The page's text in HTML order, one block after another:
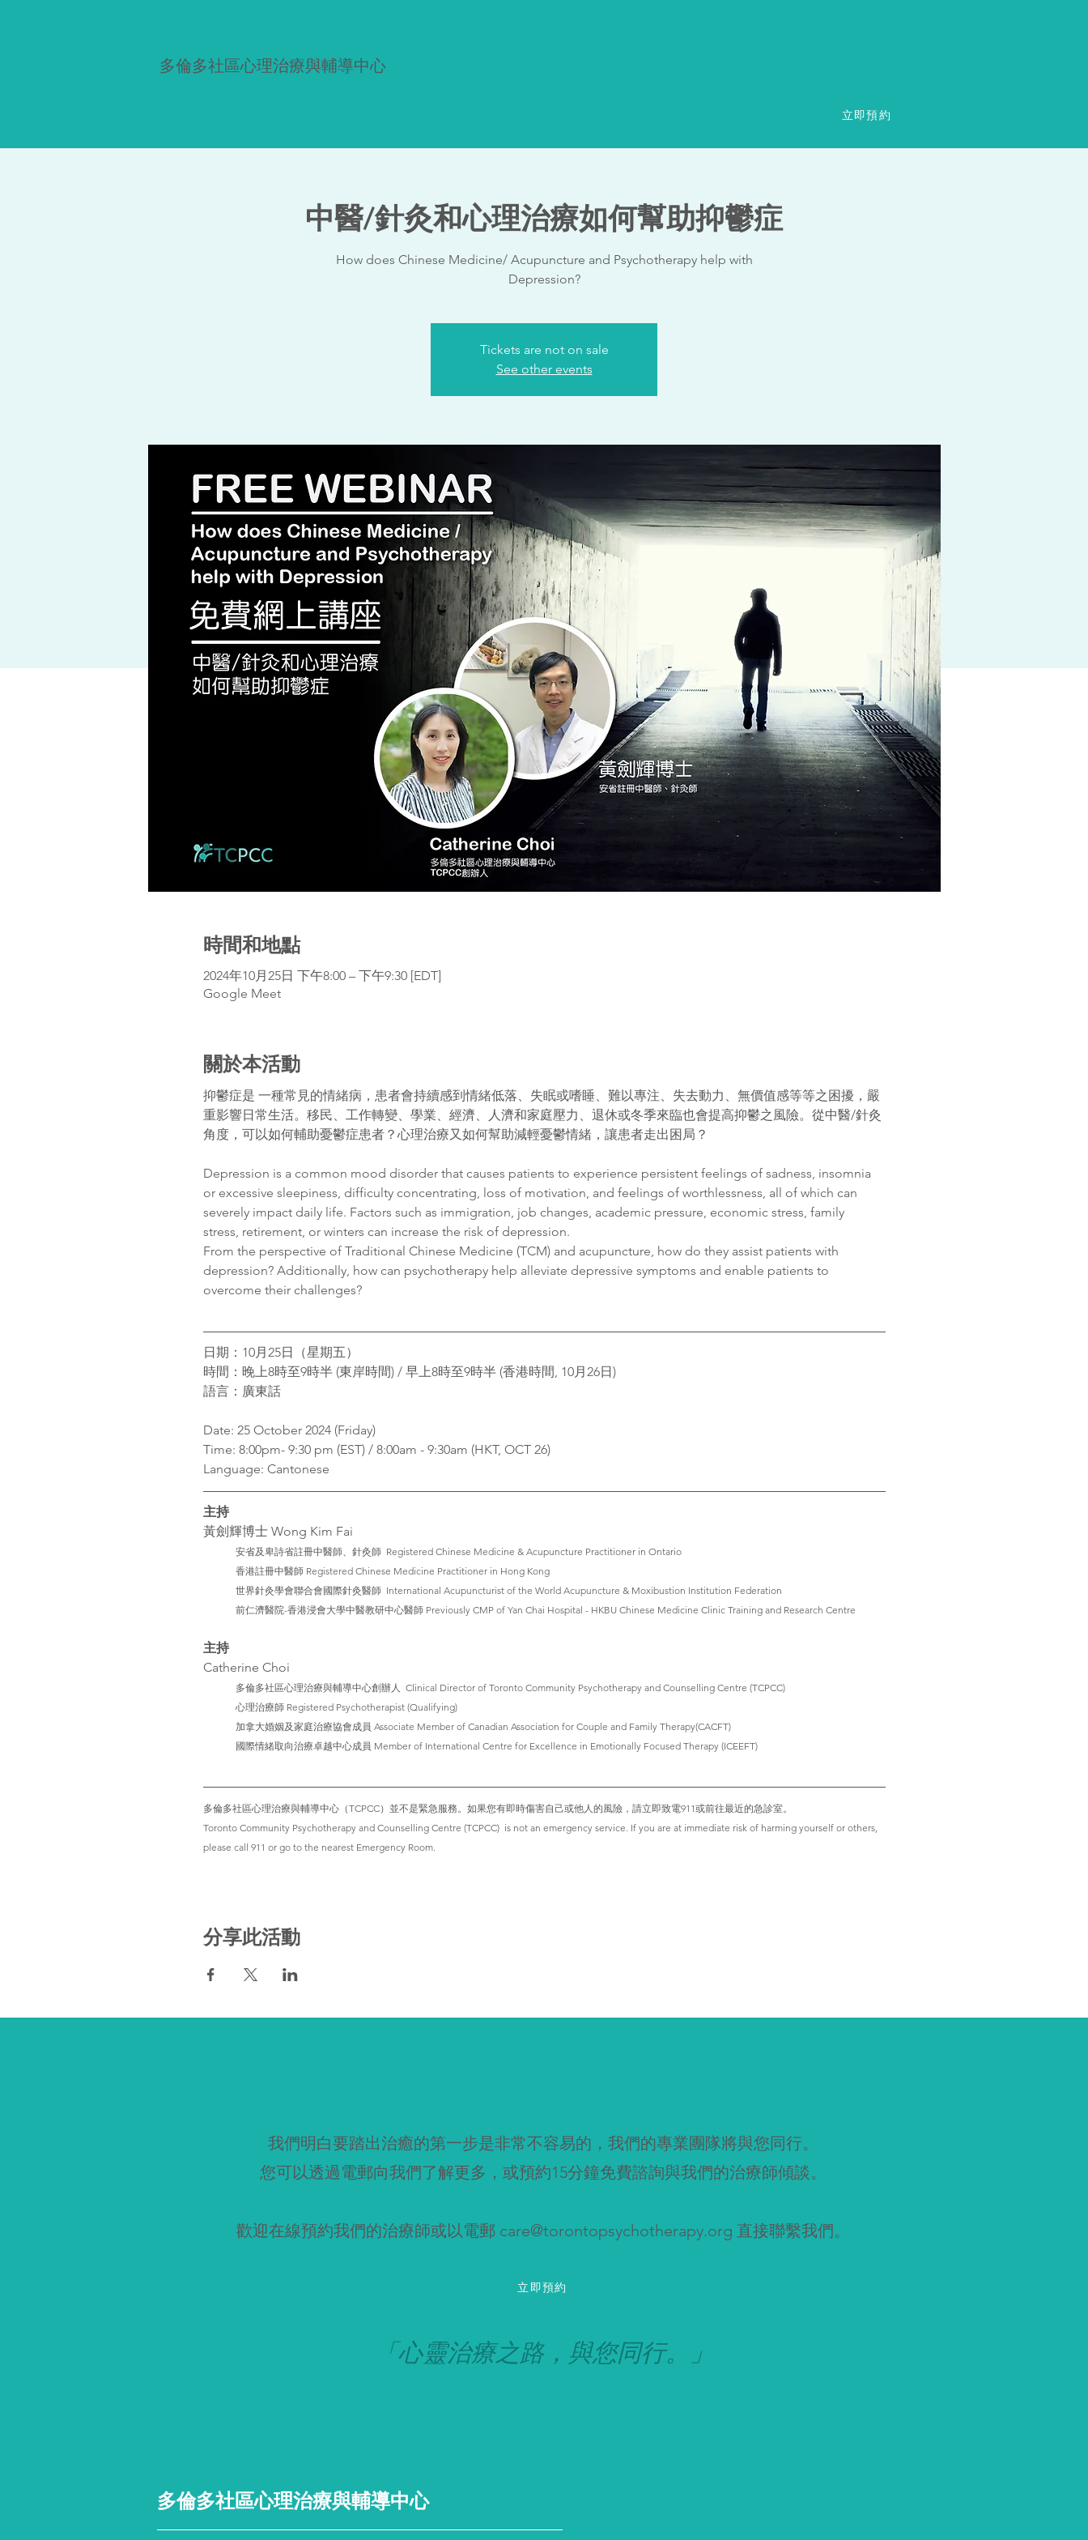
多倫多社區心理治療與輔導中心
立即預約
中醫/針灸和心理治療如何幫助抑鬱症
How does Chinese Medicine/ Acupuncture and Psychotherapy help with
Depression?
Tickets are not on sale
See other events
時間和地點
2024年10月25日 下午8:00 – 下午9:30 [EDT]
Google Meet
關於本活動
抑鬱症是 一種常見的情緒病，患者會持續感到情緒低落、失眠或嗜睡、難以專注、失去動力、無價值感等等之困擾，嚴
重影響日常生活。移民、工作轉變、學業、經濟、人濟和家庭壓力、退休或冬季來臨也會提高抑鬱之風險。從中醫/針灸
角度，可以如何輔助憂鬱症患者？心理治療又如何幫助減輕憂鬱情緒，讓患者走出困局？
Depression is a common mood disorder that causes patients to experience persistent feelings of sadness, insomnia
or excessive sleepiness, difficulty concentrating, loss of motivation, and feelings of worthlessness, all of which can
severely impact daily life. Factors such as immigration, job changes, academic pressure, economic stress, family
stress, retirement, or winters can increase the risk of depression.
From the perspective of Traditional Chinese Medicine (TCM) and acupuncture, how do they assist patients with
depression? Additionally, how can psychotherapy help alleviate depressive symptoms and enable patients to
overcome their challenges?
日期：10月25日（星期五）
時間：晚上8時至9時半 (東岸時間) / 早上8時至9時半 (香港時間, 10月26日)
語言：廣東話
Date: 25 October 2024 (Friday)
Time: 8:00pm- 9:30 pm (EST) / 8:00am - 9:30am (HKT, OCT 26)
Language: Cantonese
主持
黃劍輝博士 Wong Kim Fai
安省及卑詩省註冊中醫師、針灸師  Registered Chinese Medicine & Acupuncture Practitioner in Ontario
香港註冊中醫師 Registered Chinese Medicine Practitioner in Hong Kong
世界針灸學會聯合會國際針灸醫師  International Acupuncturist of the World Acupuncture & Moxibustion Institution Federation
前仁濟醫院-香港浸會大學中醫教研中心醫師 Previously CMP of Yan Chai Hospital - HKBU Chinese Medicine Clinic Training and Research Centre
主持
Catherine Choi
多倫多社區心理治療與輔導中心創辦人  Clinical Director of Toronto Community Psychotherapy and Counselling Centre (TCPCC)
心理治療師 Registered Psychotherapist (Qualifying)
加拿大婚姻及家庭治療協會成員 Associate Member of Canadian Association for Couple and Family Therapy(CACFT)
國際情緒取向治療卓越中心成員 Member of International Centre for Excellence in Emotionally Focused Therapy (ICEEFT)
多倫多社區心理治療與輔導中心（TCPCC）並不是緊急服務。如果您有即時傷害自己或他人的風險，請立即致電911或前往最近的急診室。
Toronto Community Psychotherapy and Counselling Centre (TCPCC)  is not an emergency service. If you are at immediate risk of harming yourself or others,
please call 911 or go to the nearest Emergency Room.
分享此活動
我們明白要踏出治癒的第一步是非常不容易的，我們的專業團隊將與您同行。
您可以透過電郵向我們了解更多，或預約15分鐘免費諮詢與我們的治療師傾談。
歡迎在線預約我們的治療師或以電郵 care@torontopsychotherapy.org 直接聯繫我們。
立即預約
「心靈治療之路，與您同行。」
多倫多社區心理治療與輔導中心